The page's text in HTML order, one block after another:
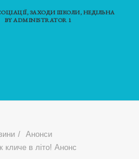
,ЗАХОДИ ШКОЛИ,НЕДІЛЬНА
BYADMINISTRATOR 1
Анонси
кличе в літо! Анонс